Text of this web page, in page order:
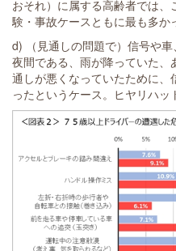
おそれ）に属する高齢者では
験・事故ケースともに最も多か
d) （見通しの問題で）信号や
夜間である、雨が降っていた
通しが悪くなっていたために
ったというケース。ヒヤリハッ